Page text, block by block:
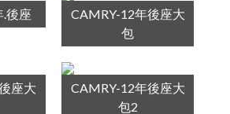
後座
CAMRY-12年後座大
包
座大
CAMRY-12年後座大
包2